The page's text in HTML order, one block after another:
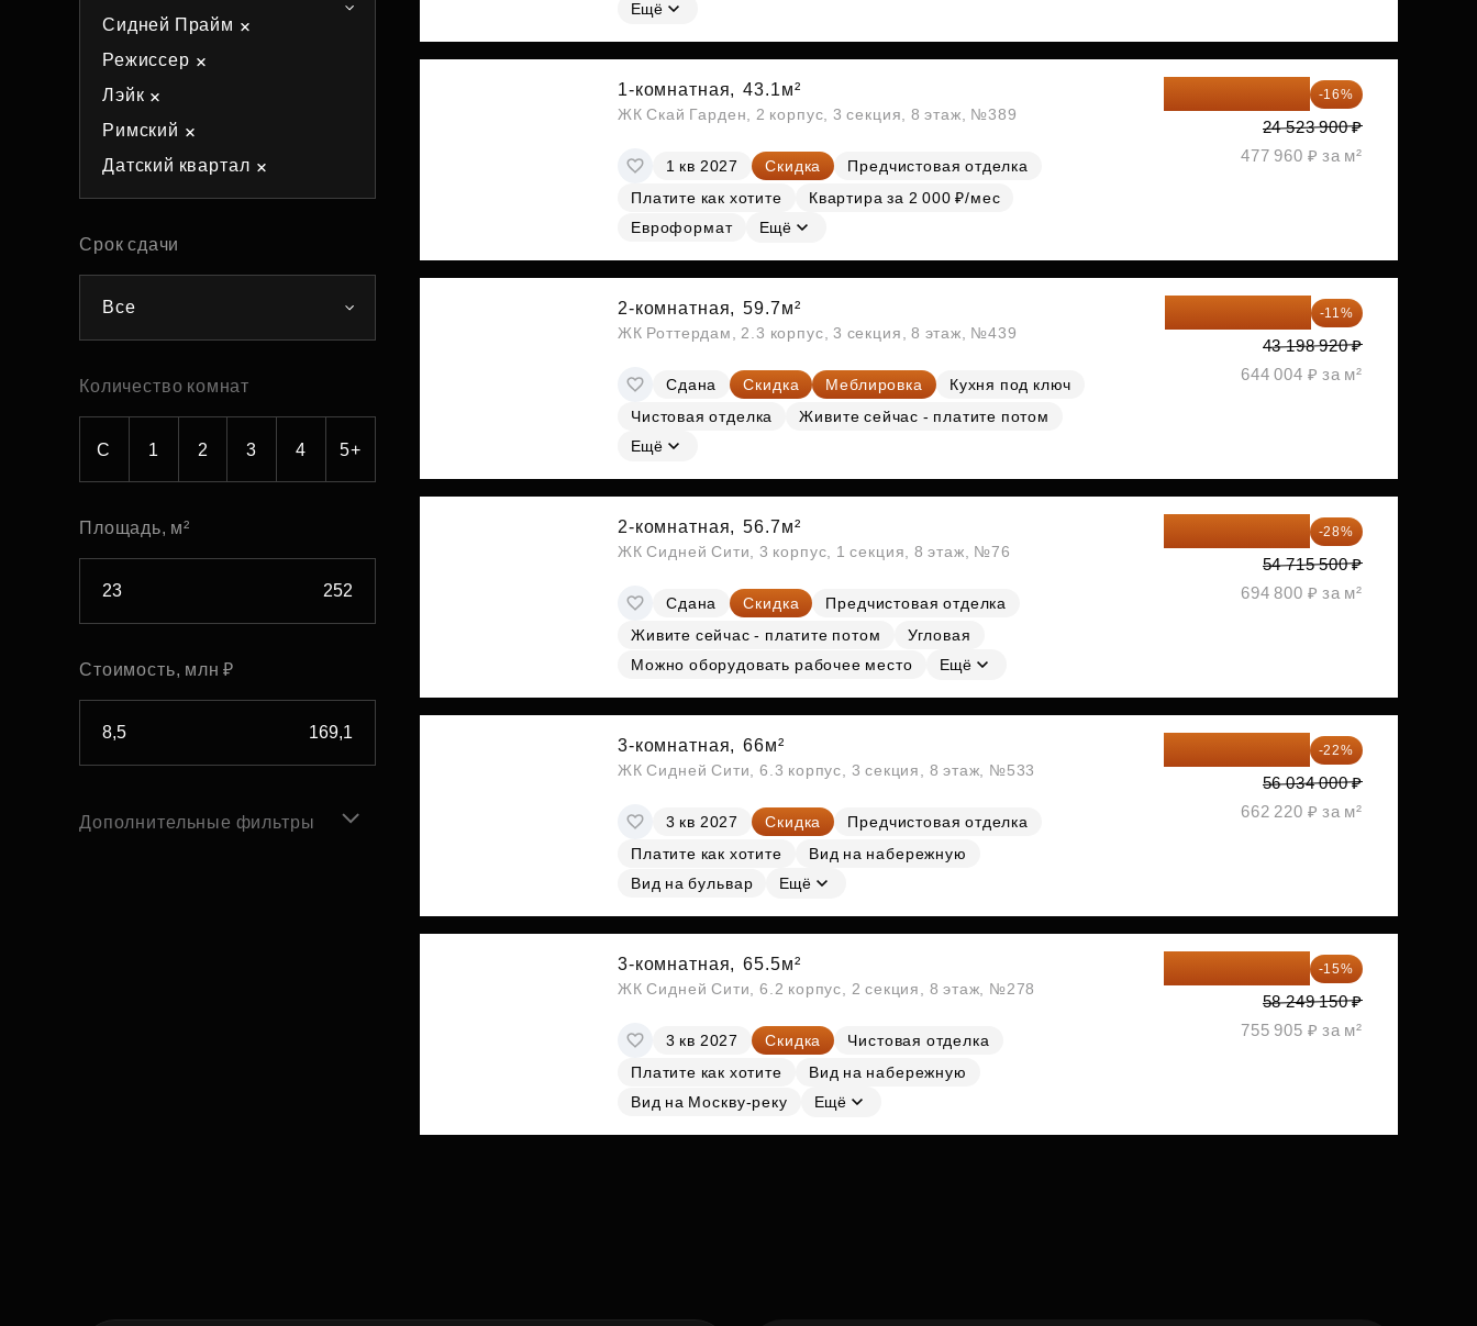
Рефинансирование
Субсидии
Сидней Прайм
Режиссер
Лэйк
Римский
Датский квартал
Срок сдачи
Все
Количество комнат
С 1 2 3 4 5+
Площадь, м²
Стоимость, млн ₽
Дополнительные фильтры
Ещё
1-комнатная, 43.1м²
ЖК Скай Гарден, 2 корпус, 3 секция, 8 этаж, №389
1 кв 2027 Скидка
Предчистовая отделка
Платите как хотите
Квартира за 2 000 ₽/мес
Евроформат
Ещё
-16%
24 523 900 ₽
477 960 ₽ за м²
2-комнатная, 59.7м²
ЖК Роттердам, 2.3 корпус, 3 секция, 8 этаж, №439
Сдана Скидка Меблировка
Кухня под ключ
Чистовая отделка
Живите сейчас - платите потом
Ещё
-11%
43 198 920 ₽
644 004 ₽ за м²
2-комнатная, 56.7м²
ЖК Сидней Сити, 3 корпус, 1 секция, 8 этаж, №76
Сдана Скидка
Предчистовая отделка
Живите сейчас - платите потом
Угловая
Можно оборудовать рабочее место
Ещё
-28%
54 715 500 ₽
694 800 ₽ за м²
3-комнатная, 66м²
ЖК Сидней Сити, 6.3 корпус, 3 секция, 8 этаж, №533
3 кв 2027 Скидка
Предчистовая отделка
Платите как хотите
Вид на набережную
Вид на бульвар
Ещё
-22%
56 034 000 ₽
662 220 ₽ за м²
3-комнатная, 65.5м²
ЖК Сидней Сити, 6.2 корпус, 2 секция, 8 этаж, №278
3 кв 2027 Скидка
Чистовая отделка
Платите как хотите
Вид на набережную
Вид на Москву-реку
Ещё
-15%
58 249 150 ₽
755 905 ₽ за м²